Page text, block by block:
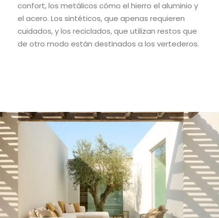
confort, los metálicos cómo el hierro el aluminio y
el acero. Los sintéticos, que apenas requieren
cuidados, y los reciclados, que utilizan restos que
de otro modo están destinados a los vertederos.